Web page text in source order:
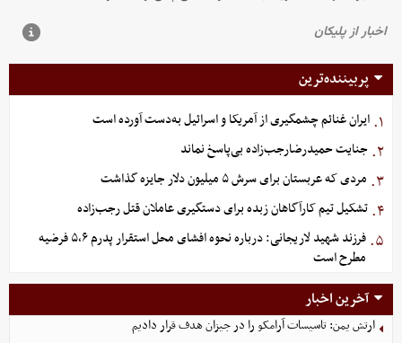
پربیننده‌ترین
۱. ایران غنائم چشمگیری از آمریکا و اسرائیل به‌دست آورده است
۲. جنایت حمیدرضارجب‌زاده بی‌پاسخ نماند
۳. مردی که عربستان برای سرش ۵ میلیون دلار جایزه گذاشت
۴. تشکیل تیم کارآگاهان زبده برای دستگیری عاملان قتل رجب‌زاده
۵.
فرزند شهید لاریجانی: درباره نحوه افشای محل استقرار پدرم ۵،۶ فرضیه
مطرح است
آخرین اخبار
ارتش یمن: تاسیسات آرامکو را در جیزان هدف قرار دادیم